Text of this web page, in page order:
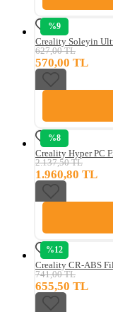
%9
Creality Soleyin
627,00 TL
570,00 TL
%8
Creality Hyper PC
2.137,50 TL
1.960,80 TL
%12
Creality CR-ABS
741,00 TL
655,50 TL